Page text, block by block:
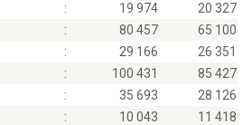
: 19 974
20 327
: 80 457
65 100
: 29 166
26 351
: 100 431
85 427
: 35 693
28 126
: 10 043
11 418